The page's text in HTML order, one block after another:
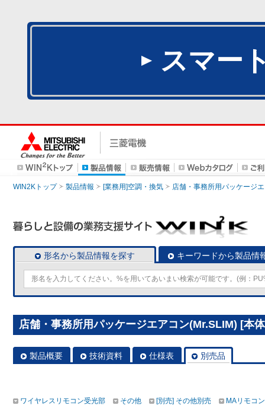
スマー
WIN2Kトップ 製品情報 [業務用]空調・換気 店舗・事務所用パッケージ
形名から製品情報を探す キーワードから製品情
店舗・事務所用パッケージエアコン(Mr.SLIM) [本
製品概要 技術資料 仕様表 別売品
ワイヤレスリモコン受光部 その他 [別売] その他別売 MAリモコン